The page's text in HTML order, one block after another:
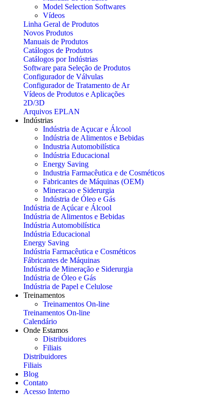
Model Selection Softwares
Vídeos
Linha Geral de Produtos
Novos Produtos
Manuais de Produtos
Catálogos de Produtos
Catálogos por Indústrias
Software para Seleção de Produtos
Configurador de Válvulas
Configurador de Tratamento de Ar
Vídeos de Produtos e Aplicações
2D/3D
Arquivos EPLAN
Indústrias
Indústria de Açucar e Álcool
Indústria de Alimentos e Bebidas
Industria Automobilística
Indústria Educacional
Energy Saving
Industria Farmacêutica e de Cosméticos
Fabricantes de Máquinas (OEM)
Mineracao e Siderurgia
Indústria de Óleo e Gás
Indústria de Açúcar e Álcool
Indústria de Alimentos e Bebidas
Indústria Automobilística
Indústria Educacional
Energy Saving
Indústria Farmacêutica e Cosméticos
Fábricantes de Máquinas
Indústria de Mineração e Siderurgia
Indústria de Óleo e Gás
Indústria de Papel e Celulose
Treinamentos
Treinamentos On-line
Treinamentos On-line
Calendário
Onde Estamos
Distribuidores
Filiais
Distribuidores
Filiais
Blog
Contato
Acesso Interno